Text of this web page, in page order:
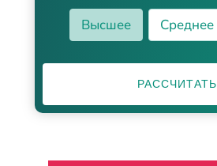
Высшее
Среднее
РАССЧИТАТЬ